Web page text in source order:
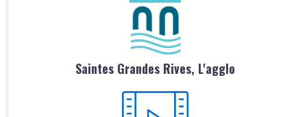
Saintes Grandes Rives, L'agglo